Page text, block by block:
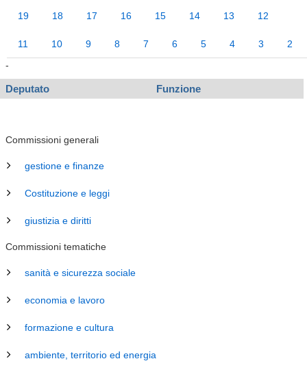
19 18 17 16 15 14 13 12
11 10 9 8 7 6 5 4 3
2
-
Deputato Funzione
Commissioni generali
gestione e finanze
Costituzione e leggi
giustizia e diritti
Commissioni tematiche
sanità e sicurezza sociale
economia e lavoro
formazione e cultura
ambiente, territorio ed energia